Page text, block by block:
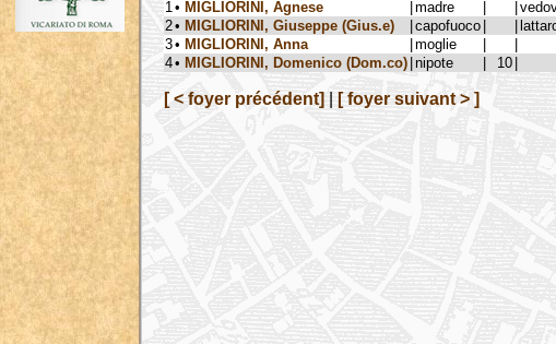
1 • MIGLIORINI, Agnese |madre | |
2• MIGLIORINI, Giuseppe (Gius.e) |capofuoco | |
3• MIGLIORINI, Anna |moglie | |
4• MIGLIORINI, Domenico (Dom.co) |nipote | 10 |
[ < foyer précédent] [ foyer suivant > ]